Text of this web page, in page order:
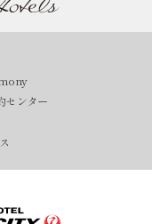
センター